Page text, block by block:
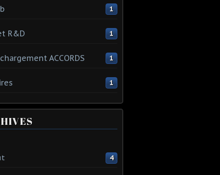
1
R&D 1
ACCORDS 1
1
4